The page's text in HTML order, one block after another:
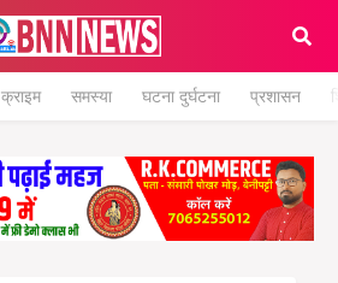
क्राइम समस्या घटना दुर्घटना प्रशासन